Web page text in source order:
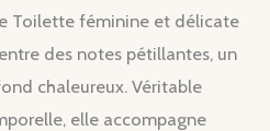
Toilette féminine et délicate
des notes pétillantes, un
chaleureux. Véritable
elle accompagne